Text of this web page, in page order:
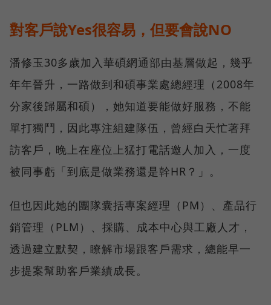
對客戶說Yes很容易，但要會說NO
潘修玉30多歲加入華碩網通部由基層做起，幾乎
年年晉升，一路做到和碩事業處總經理（2008年
分家後歸屬和碩），她知道要能做好服務，不能
單打獨鬥，因此專注組建隊伍，曾經白天忙著拜
訪客戶，晚上在座位上猛打電話邀人加入，一度
被同事虧「到底是做業務還是幹HR？」。
但也因此她的團隊囊括專案經理（PM）、產品行
銷管理（PLM）、採購、成本中心與工廠人才，
透過建立默契，瞭解市場跟客戶需求，總能早一
步提案幫助客戶業績成長。